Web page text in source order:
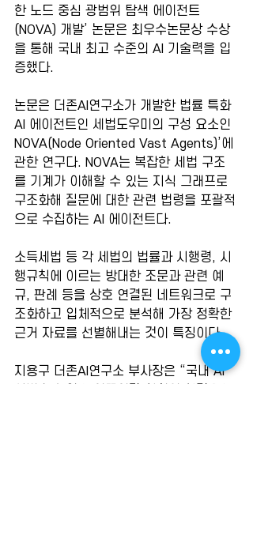
한 노드 중심 광범위 탐색 에이전트
(NOVA) 개발’ 논문은 최우수논문상 수상
을 통해 국내 최고 수준의 AI 기술력을 입
증했다.
논문은 더존AI연구소가 개발한 법률 특화
AI 에이전트인 세법도우미의 구성 요소인
NOVA(Node Oriented Vast Agents)’에
관한 연구다. NOVA는 복잡한 세법 구조
를 기계가 이해할 수 있는 지식 그래프로
구조화해 질문에 대한 관련 법령을 포괄적
으로 수집하는 AI 에이전트다.
소득세법 등 각 세법의 법률과 시행령, 시
행규칙에 이르는 방대한 조문과 관련 예
규, 판례 등을 상호 연결된 네트워크로 구
조화하고 입체적으로 분석해 가장 정확한
근거 자료를 선별해내는 것이 특징이다.
지용구 더존AI연구소 부사장은 “국내 AI